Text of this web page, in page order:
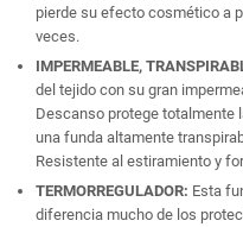
pierde su efecto cosmético a
veces.
IMPERMEABLE,
del tejido con su gran
Descanso protege totalmente
una funda altamente
Resistente al estiramiento y
TERMORREGULADOR: Esta
diferencia mucho de los